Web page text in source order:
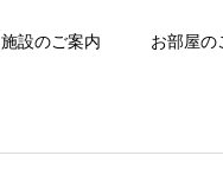
施設のご案内 お部屋の